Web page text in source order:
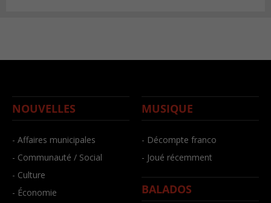
NOUVELLES
- Affaires municipales
- Communauté / Social
- Culture
- Économie
MUSIQUE
- Décompte franco
- Joué récemment
BALADOS